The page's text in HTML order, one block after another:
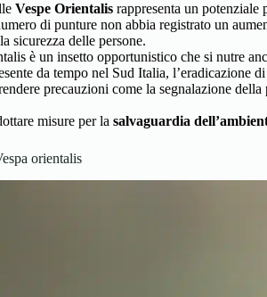
Vespe Orientalis rappresenta un potenziale
di punture non abbia registrato un
sicurezza delle persone.
è un insetto opportunistico che si nutre
da tempo nel Sud Italia, l’eradicazione
precauzioni come la segnalazione
misure per la salvaguardia
orientalis